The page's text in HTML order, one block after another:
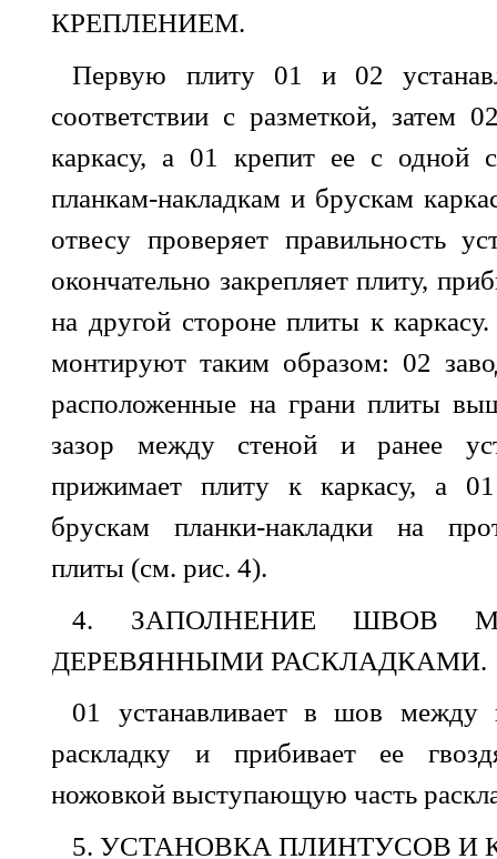
КРЕПЛЕНИЕМ.
Первую плиту 01 и 02
соответствии с разметкой, затем
каркасу, а 01 крепит ее с одной
планкам-накладкам и брускам
отвесу проверяет правильность
окончательно закрепляет плиту,
на другой стороне плиты к
монтируют таким образом: 02
расположенные на грани плиты
зазор между стеной и ранее
прижимает плиту к каркасу, а
брускам планки-накладки на
плиты (см. рис.4).
4. ЗАПОЛНЕНИЕ ШВОВ
ДЕРЕВЯННЫМИ РАСКЛАДКАМИ.
01 устанавливает в шов между
раскладку и прибивает ее
ножовкой выступающую часть
5. УСТАНОВКА ПЛИНТУСОВ И